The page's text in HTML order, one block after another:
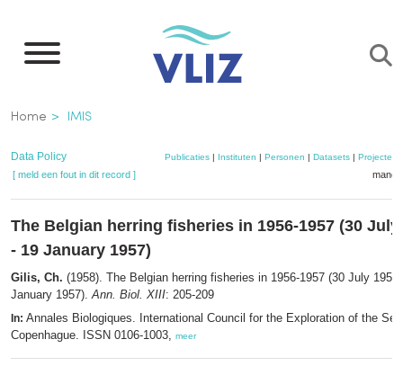
naar
inhoud
gaan
Kruimelpad
Home IMIS
Data Policy Publicaties | Instituten | Personen | Datasets | Projecten
[ meld een fout in dit record ]
The Belgian herring fisheries in 1956-1957 (30 July
- 19 January 1957)
Gilis, Ch. (1958). The Belgian herring fisheries in 1956-1957 (30 July 1956
January 1957).Ann. Biol. XIII: 205-209
In: Annales Biologiques. International Council for the Exploration of the
Copenhague. ISSN 0106-1003, meer